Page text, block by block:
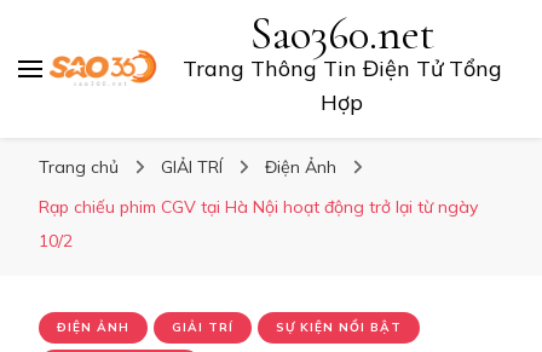
Sao360.net
Trang Thông Tin Điện Tử Tổng
Hợp
Trang chủ GIẢI TRÍ
Điện Ảnh
Rạp chiếu phim CGV tại Hà Nội hoạt động trở lại từ ngày
10/2
ĐIỆN ẢNH GIẢI TRÍ SỰ KIỆN NỔI BẬT